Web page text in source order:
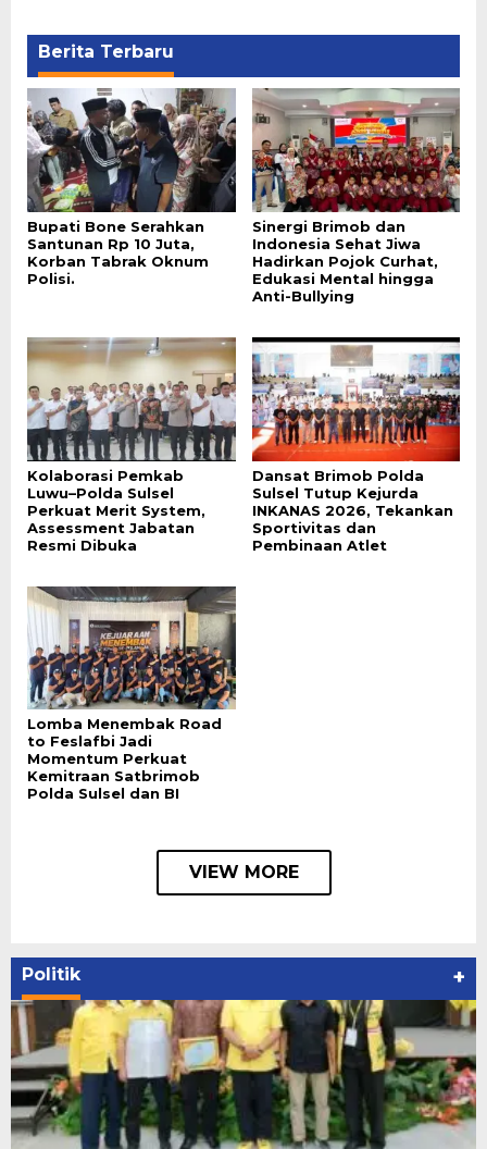
Berita Terbaru
Bupati Bone Serahkan
Santunan Rp 10 Juta,
Korban Tabrak Oknum
Polisi.
Sinergi Brimob dan
Indonesia Sehat Jiwa
Hadirkan Pojok Curhat,
Edukasi Mental hingga
Anti-Bullying
Kolaborasi Pemkab
Luwu–Polda Sulsel
Perkuat Merit System,
Assessment Jabatan
Resmi Dibuka
Dansat Brimob Polda
Sulsel Tutup Kejurda
INKANAS 2026, Tekankan
Sportivitas dan
Pembinaan Atlet
Lomba Menembak Road
to Feslafbi Jadi
Momentum Perkuat
Kemitraan Satbrimob
Polda Sulsel dan BI
VIEW MORE
Politik +